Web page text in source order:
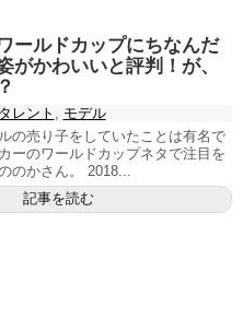
ールドカップにちなんだ
がかわいいと評判！が、
タレント
モデル
の売り子をしていたことは有名で
ーのワールドカップネタで注目を
のかさん。 2018...
記事を読む